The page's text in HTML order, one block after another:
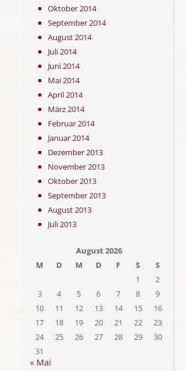
Oktober 2014
September 2014
August 2014
Juli 2014
Juni 2014
Mai 2014
April 2014
März 2014
Februar 2014
Januar 2014
Dezember 2013
November 2013
Oktober 2013
September 2013
August 2013
Juli 2013
August 2026
M
D M D F S
S
1
2
3
4 5 6 7 8
9
10
11 12 13 14 15
16
17
18 19 20 21 22
23
24
25 26 27 28 29
30
31
« Mai